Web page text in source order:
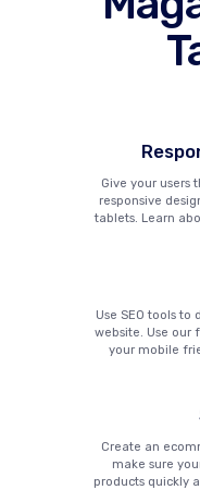
Give your users
responsive
tablets. Learn
Use SEO tools
website. Use our
your mobile
Create an
make sure
products quickly